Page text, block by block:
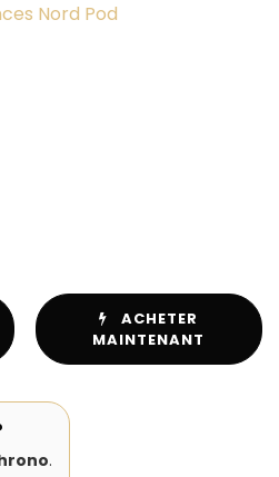
Nord Pod
ACHETER
MAINTENANT
.